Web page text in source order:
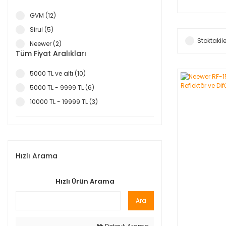
GVM (12)
Sirui (5)
Neewer (2)
Tüm Fiyat Aralıkları
5000 TL ve altı (10)
5000 TL - 9999 TL (6)
10000 TL - 19999 TL (3)
Hızlı Arama
Hızlı Ürün Arama
Ara